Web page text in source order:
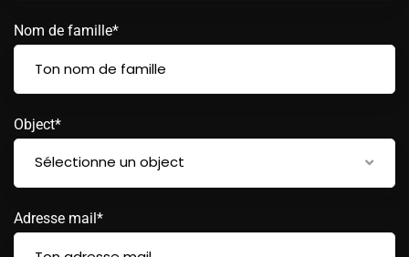
Nom de famille*
Object*
Sélectionne un object
Adresse mail*